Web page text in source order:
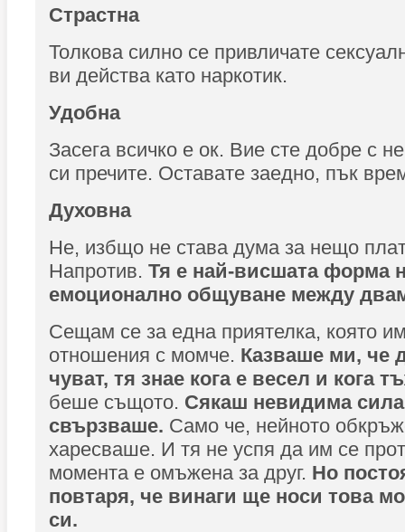
Страстна
Толкова силно се привличате
ви действа като наркотик.
Удобна
Засега всичко е ок. Вие сте добре с
си пречите. Оставате заедно, пък
Духовна
Не, избщо не става дума за нещо
Напротив. Тя е най-висшата форма
емоционално общуване между
Сещам се за една приятелка, която
отношения с момче. Казваше ми, че
чуват, тя знае кога е весел и кога
беше същото. Сякаш невидима сила
свързваше. Само че, нейното
харесваше. И тя не успя да им се
момента е омъжена за друг. Но
повтаря, че винаги ще носи това
си.